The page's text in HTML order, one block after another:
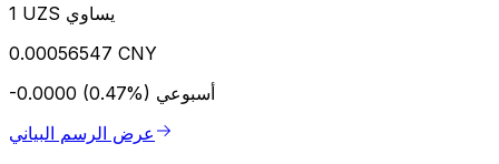
1 UZS يساوي
0.00056547 CNY
-0.0000 (0.47%) أسبوعي
عرض الرسم البياني